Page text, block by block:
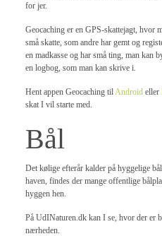
for jer.
Geocaching er en GPS-skattejagt, hvor
små skatte, som andre har gemt og
en madkasse og har små ting, man kan
en logbog, som man kan skrive i.
Hent appen Geocaching tilAndroid eller
skat I vil starte med.
Bål
Det kølige efterår kalder på hyggelige
haven, findes der mange offentlige
hyggen hen.
På UdINaturen.dk kan I se, hvor der er
nærheden.